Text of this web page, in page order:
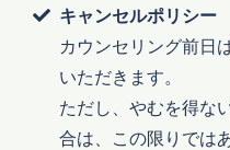
キャンセルポリシー
カウンセリング前日
いただきます。
ただし、やむを得な
合は、この限りでは